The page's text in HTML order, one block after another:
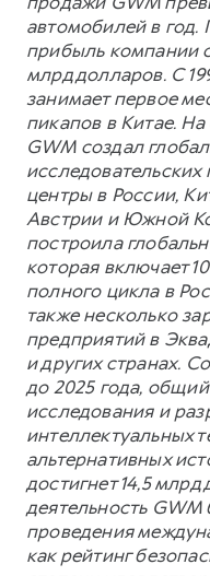
автомобилей в год.
прибыль компании
млрд долларов. С
занимает первое
пикапов в Китае.
GWM создал
центры в России,
Австрии и Южной
построила
которая включает
полного цикла в
также несколько
предприятий в
и других странах.
до 2025 года,
исследования и
интеллектуальных
альтернативных
достигнет 14,5
деятельность
проведения
как рейтинг